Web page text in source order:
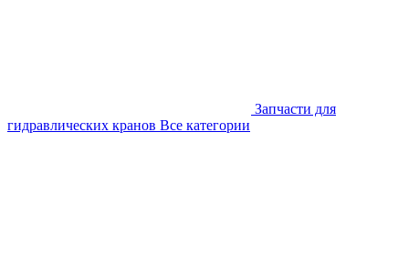
Запчасти для
гидравлических кранов Все категории